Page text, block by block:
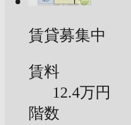
賃貸募集中
賃料
12.4万円
階数